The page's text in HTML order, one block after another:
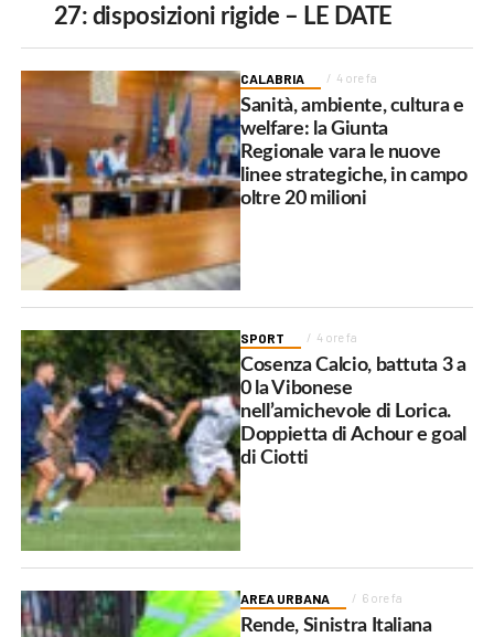
27: disposizioni rigide – LE DATE
CALABRIA 4 ore fa
Sanità, ambiente, cultura e
welfare: la Giunta
Regionale vara le nuove
linee strategiche, in campo
oltre 20 milioni
SPORT 4 ore fa
Cosenza Calcio, battuta 3 a
0 la Vibonese
nell’amichevole di Lorica.
Doppietta di Achour e goal
di Ciotti
AREA URBANA 6 ore fa
Rende, Sinistra Italiana